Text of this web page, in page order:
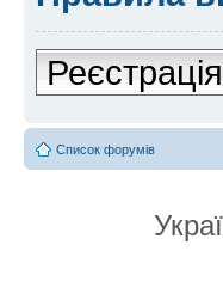
Реєстрація
Список форумів